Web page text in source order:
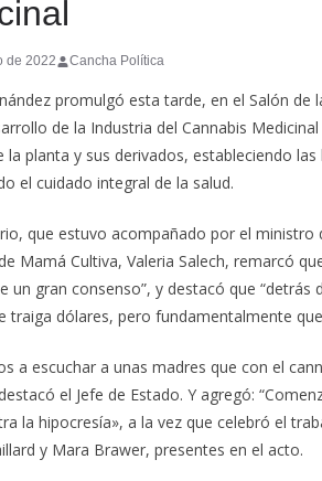
de 2022 Cancha Política
promulgó esta tarde, en el Salón de
de la Industria del Cannabis
la planta y sus derivados, estableciendo
el cuidado integral de la salud.
que estuvo acompañado por el
Mamá Cultiva, Valeria Salech, remarcó
un gran consenso”, y destacó que
traiga dólares, pero fundamentalmente que
a escuchar a unas madres que con el
el Jefe de Estado. Y agregó:
la hipocresía», a la vez que celebró el
y Mara Brawer, presentes en el acto.